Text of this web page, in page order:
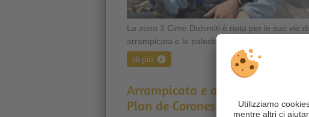
La zona 3 Cime Dolomiti è nota per le sue vie di
arrampicata e le palestre di roccia ...
di più
Arrampicata e alpinismo al
Plan de Corones